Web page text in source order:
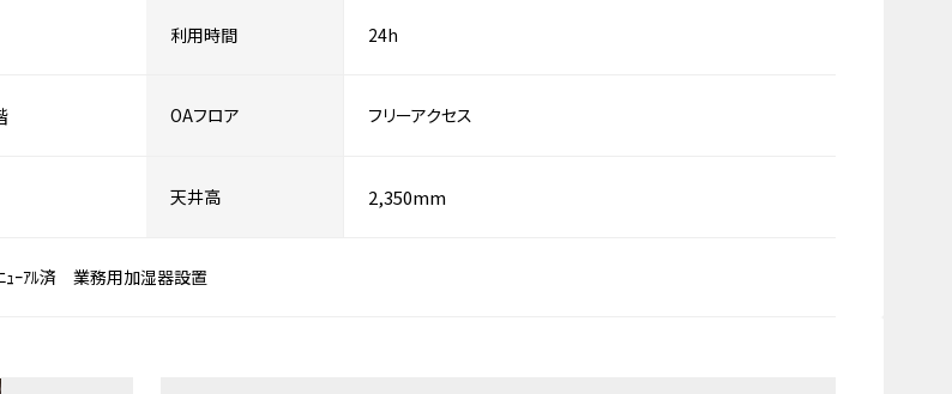
利用時間 24h
OAフロア フリーアクセス
天井高 2,350mm
ｰｱﾙ済 業務用加湿器設置